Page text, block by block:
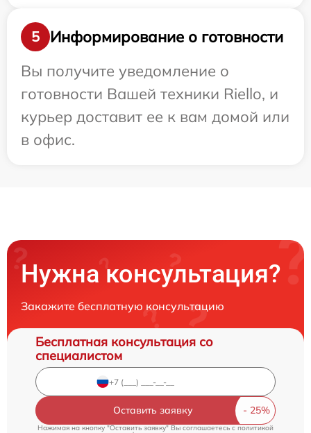
5
Информирование о готовности
Вы получите уведомление о
готовности Вашей техники Riello, и
курьер доставит ее к вам домой или
в офис.
Нужна консультация?
Закажите бесплатную консультацию
Бесплатная консультация со
специалистом
Оставить заявку
Нажимая на кнопку "Оставить заявку" Вы соглашаетесь c политикой